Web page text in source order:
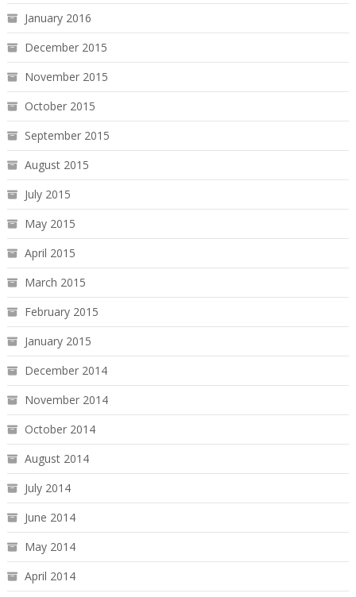
January 2016
December 2015
November 2015
October 2015
September 2015
August 2015
July 2015
May 2015
April 2015
March 2015
February 2015
January 2015
December 2014
November 2014
October 2014
August 2014
July 2014
June 2014
May 2014
April 2014